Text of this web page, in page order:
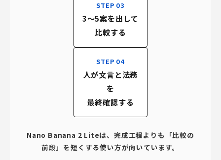
STEP 03
3〜5案を出して
比較する
STEP 04
人が文言と法務
を
最終確認する
Nano Banana 2 Liteは、完成工程よりも「比較の
前段」を短くする使い方が向いています。